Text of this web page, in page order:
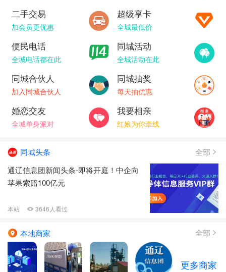
二手交易
加会员更优惠
超级享卡
全城最低价
便民电话
全城电话都在此
同城活动
全城活动在此
同城合伙人
加入同城合伙人
同城抽奖
每天抽优惠
婚恋交友
全城单身派对
我要相亲
红娘为你牵线
同城头条
全部
通辽信息团新闻头条-即将开庭！中企向
苹果索赔100亿元
本站 3646人看过
本地商家 全部
更多商家